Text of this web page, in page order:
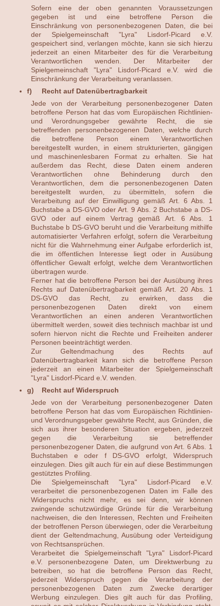
Sofern eine der oben genannten Voraussetzungen
gegeben ist und eine betroffene Person die
Einschränkung von personenbezogenen Daten, die bei
der Spielgemeinschaft "Lyra" Lisdorf-Picard e.V.
gespeichert sind, verlangen möchte, kann sie sich hierzu
jederzeit an einen Mitarbeiter des für die Verarbeitung
Verantwortlichen wenden. Der Mitarbeiter der
Spielgemeinschaft "Lyra" Lisdorf-Picard e.V. wird die
Einschränkung der Verarbeitung veranlassen.
f) Recht auf Datenübertragbarkeit
Jede von der Verarbeitung personenbezogener Daten
betroffene Person hat das vom Europäischen Richtlinien-
und Verordnungsgeber gewährte Recht, die sie
betreffenden personenbezogenen Daten, welche durch
die betroffene Person einem Verantwortlichen
bereitgestellt wurden, in einem strukturierten, gängigen
und maschinenlesbaren Format zu erhalten. Sie hat
außerdem das Recht, diese Daten einem anderen
Verantwortlichen ohne Behinderung durch den
Verantwortlichen, dem die personenbezogenen Daten
bereitgestellt wurden, zu übermitteln, sofern die
Verarbeitung auf der Einwilligung gemäß Art. 6 Abs. 1
Buchstabe a DS-GVO oder Art. 9 Abs. 2 Buchstabe a DS-
GVO oder auf einem Vertrag gemäß Art. 6 Abs. 1
Buchstabe b DS-GVO beruht und die Verarbeitung mithilfe
automatisierter Verfahren erfolgt, sofern die Verarbeitung
nicht für die Wahrnehmung einer Aufgabe erforderlich ist,
die im öffentlichen Interesse liegt oder in Ausübung
öffentlicher Gewalt erfolgt, welche dem Verantwortlichen
übertragen wurde.
Ferner hat die betroffene Person bei der Ausübung ihres
Rechts auf Datenübertragbarkeit gemäß Art. 20 Abs. 1
DS-GVO das Recht, zu erwirken, dass die
personenbezogenen Daten direkt von einem
Verantwortlichen an einen anderen Verantwortlichen
übermittelt werden, soweit dies technisch machbar ist und
sofern hiervon nicht die Rechte und Freiheiten anderer
Personen beeinträchtigt werden.
Zur Geltendmachung des Rechts auf
Datenübertragbarkeit kann sich die betroffene Person
jederzeit an einen Mitarbeiter der Spielgemeinschaft
"Lyra" Lisdorf-Picard e.V. wenden.
g) Recht auf Widerspruch
Jede von der Verarbeitung personenbezogener Daten
betroffene Person hat das vom Europäischen Richtlinien-
und Verordnungsgeber gewährte Recht, aus Gründen, die
sich aus ihrer besonderen Situation ergeben, jederzeit
gegen die Verarbeitung sie betreffender
personenbezogener Daten, die aufgrund von Art. 6 Abs. 1
Buchstaben e oder f DS-GVO erfolgt, Widerspruch
einzulegen. Dies gilt auch für ein auf diese Bestimmungen
gestütztes Profiling.
Die Spielgemeinschaft "Lyra" Lisdorf-Picard e.V.
verarbeitet die personenbezogenen Daten im Falle des
Widerspruchs nicht mehr, es sei denn, wir können
zwingende schutzwürdige Gründe für die Verarbeitung
nachweisen, die den Interessen, Rechten und Freiheiten
der betroffenen Person überwiegen, oder die Verarbeitung
dient der Geltendmachung, Ausübung oder Verteidigung
von Rechtsansprüchen.
Verarbeitet die Spielgemeinschaft "Lyra" Lisdorf-Picard
e.V. personenbezogene Daten, um Direktwerbung zu
betreiben, so hat die betroffene Person das Recht,
jederzeit Widerspruch gegen die Verarbeitung der
personenbezogenen Daten zum Zwecke derartiger
Werbung einzulegen. Dies gilt auch für das Profiling,